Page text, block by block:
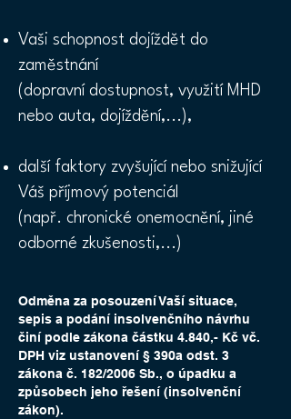
Vaši schopnost dojíždět do
zaměstnání
(dopravní dostupnost, využití MHD
nebo auta, dojíždění,...),
další faktory zvyšující nebo snižující
Váš příjmový potenciál
(např. chronické onemocnění, jiné
odborné zkušenosti,...)
Odměna za posouzení Vaší situace,
sepis a podání insolvenčního návrhu
činí podle zákona částku 4.840,- Kč vč.
DPH viz ustanovení § 390a odst. 3
zákona č. 182/2006 Sb., o úpadku a
způsobech jeho řešení (insolvenční
zákon).